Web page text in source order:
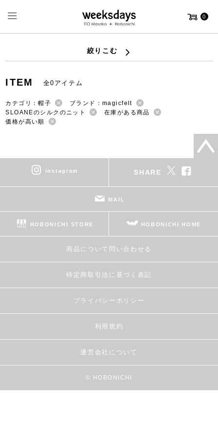
0
絞りこむ
ITEM 全0アイテム
カテゴリ：帽子
ブランド：magicfelt
SLOANEのシルクのニット
在庫がある商品
価格が高い順
instagram SHARE
MAIL
HOBONICHI STORE HOBONICHI HOME
商品について問い合わせる
特定商取引法に基づく表記
プライバシーポリシー
利用規約
運営会社について
© HOBONICHI